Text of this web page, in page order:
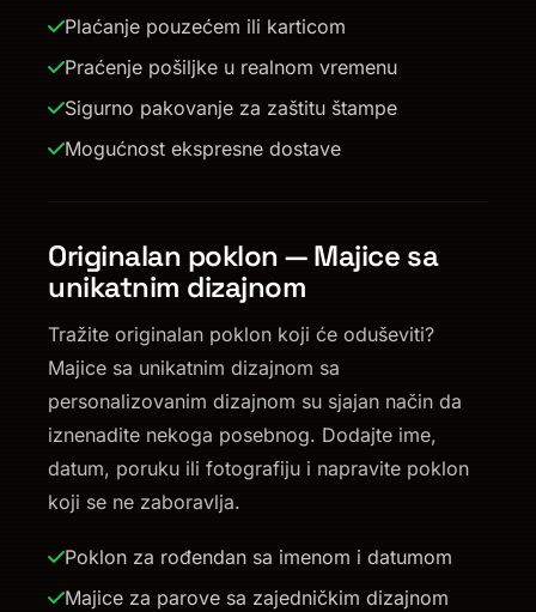
Plaćanje pouzećem ili karticom
Praćenje pošiljke u realnom vremenu
Sigurno pakovanje za zaštitu štampe
Mogućnost ekspresne dostave
Originalan poklon — Majice sa
unikatnim dizajnom
Tražite originalan poklon koji će oduševiti?
Majice sa unikatnim dizajnom sa
personalizovanim dizajnom su sjajan način da
iznenadite nekoga posebnog. Dodajte ime,
datum, poruku ili fotografiju i napravite poklon
koji se ne zaboravlja.
Poklon za rođendan sa imenom i datumom
Majice za parove sa zajedničkim dizajnom